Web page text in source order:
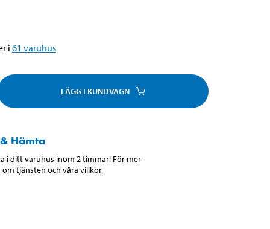
i 61 varuhus
LÄGG I KUNDVAGN
Hämta
i ditt varuhus inom 2 timmar! För mer
tjänsten och våra villkor.